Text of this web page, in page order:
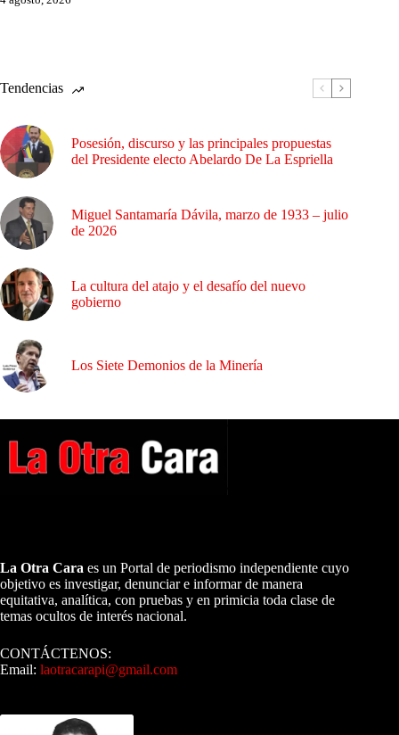
Tendencias
Posesión, discurso y las principales propuestas
del Presidente electo Abelardo De La Espriella
Miguel Santamaría Dávila, marzo de 1933 – julio
de 2026
La cultura del atajo y el desafío del nuevo
gobierno
Los Siete Demonios de la Minería
La Otra Cara es un Portal de periodismo independiente cuyo
objetivo es investigar, denunciar e informar de manera
equitativa, analítica, con pruebas y en primicia toda clase de
temas ocultos de interés nacional.
CONTÁCTENOS:
Email: laotracarapi@gmail.com